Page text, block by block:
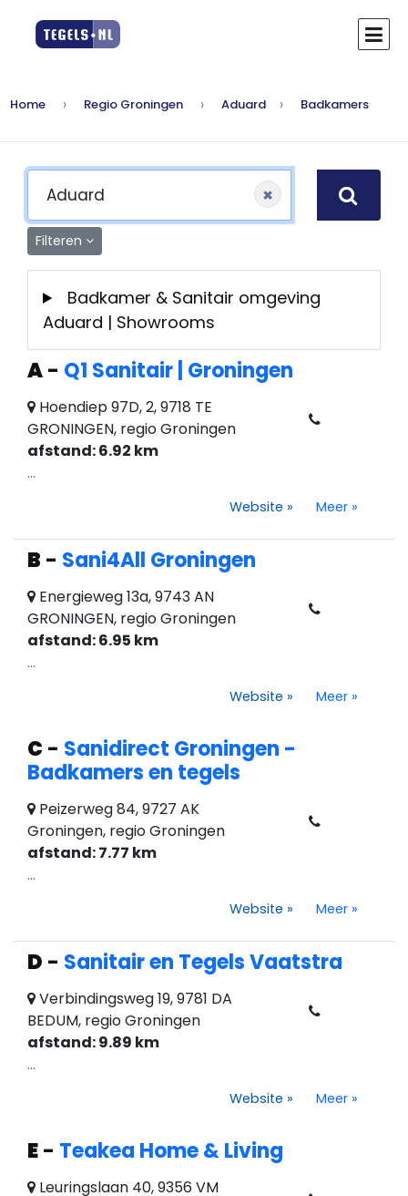
Home Regio Groningen Aduard Badkamers
×
Filteren
Badkamer & Sanitair omgeving
Aduard | Showrooms
A- Q1 Sanitair | Groningen
Hoendiep 97D, 2, 9718 TE
GRONINGEN, regio Groningen
afstand: 6.92 km
...
Website » Meer »
B - Sani4All Groningen
Energieweg 13a, 9743 AN
GRONINGEN, regio Groningen
afstand: 6.95 km
...
Website » Meer »
C - Sanidirect Groningen -
Badkamers en tegels
Peizerweg 84, 9727 AK
Groningen, regio Groningen
afstand: 7.77 km
...
Website » Meer »
D - Sanitair en Tegels Vaatstra
Verbindingsweg 19, 9781 DA
BEDUM, regio Groningen
afstand: 9.89 km
...
Website » Meer »
E- Teakea Home & Living
Leuringslaan 40, 9356 VM